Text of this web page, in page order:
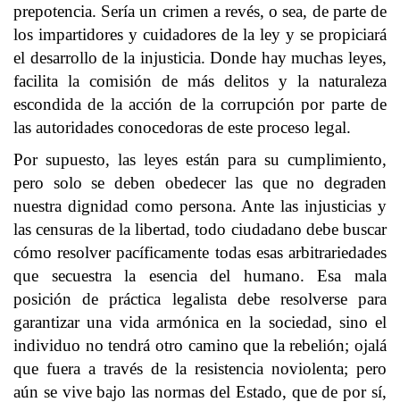
prepotencia. Sería un crimen a revés, o sea, de parte de
los impartidores y cuidadores de la ley y se propiciará
el desarrollo de la injusticia. Donde hay muchas leyes,
facilita la comisión de más delitos y la naturaleza
escondida de la acción de la corrupción por parte de
las autoridades conocedoras de este proceso legal.
Por supuesto, las leyes están para su cumplimiento,
pero solo se deben obedecer las que no degraden
nuestra dignidad como persona. Ante las injusticias y
las censuras de la libertad, todo ciudadano debe buscar
cómo resolver pacíficamente todas esas arbitrariedades
que secuestra la esencia del humano. Esa mala
posición de práctica legalista debe resolverse para
garantizar una vida armónica en la sociedad, sino el
individuo no tendrá otro camino que la rebelión; ojalá
que fuera a través de la resistencia noviolenta; pero
aún se vive bajo las normas del Estado, que de por sí,